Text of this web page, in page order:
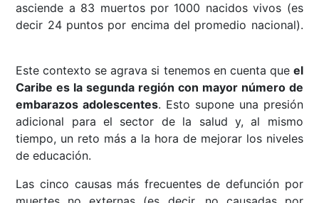
asciende a 83 muertos por 1000 nacidos vivos (es
decir 24 puntos por encima del promedio nacional).
Este contexto se agrava si tenemos en cuenta que el
Caribe es la segunda región con mayor número de
embarazos adolescentes. Esto supone una presión
adicional para el sector de la salud y, al mismo
tiempo, un reto más a la hora de mejorar los niveles
de educación.
Las cinco causas más frecuentes de defunción por